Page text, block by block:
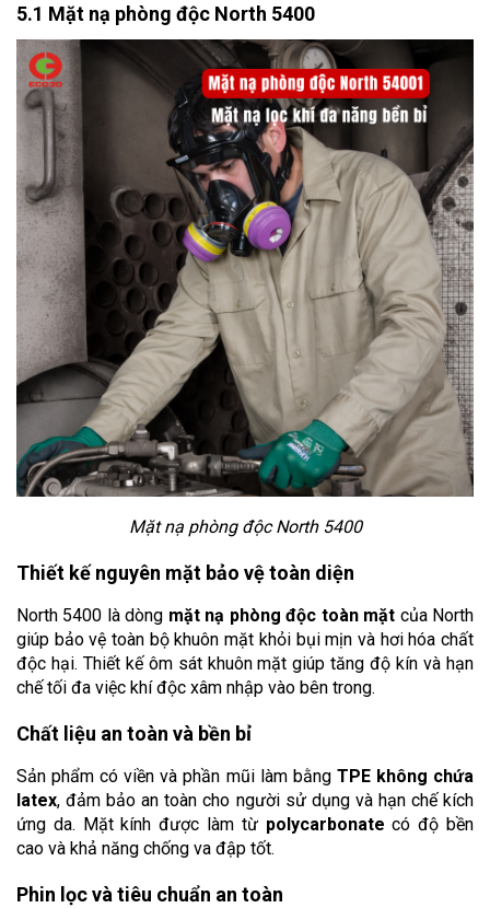
5.1 Mặt nạ phòng độc North 5400
Mặt nạ phòng độc North 5400
Thiết kế nguyên mặt bảo vệ toàn diện
North 5400 là dòng mặt nạ phòng độc toàn mặt của North
giúp bảo vệ toàn bộ khuôn mặt khỏi bụi mịn và hơi hóa chất
độc hại. Thiết kế ôm sát khuôn mặt giúp tăng độ kín và hạn
chế tối đa việc khí độc xâm nhập vào bên trong.
Chất liệu an toàn và bền bỉ
Sản phẩm có viền và phần mũi làm bằng TPE không chứa
latex, đảm bảo an toàn cho người sử dụng và hạn chế kích
ứng da. Mặt kính được làm từ polycarbonate có độ bền
cao và khả năng chống va đập tốt.
Phin lọc và tiêu chuẩn an toàn